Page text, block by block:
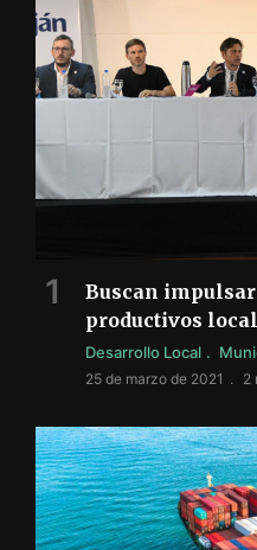
Buscan
productivos
Desarrollo Local
25 de marzo de 2021 2